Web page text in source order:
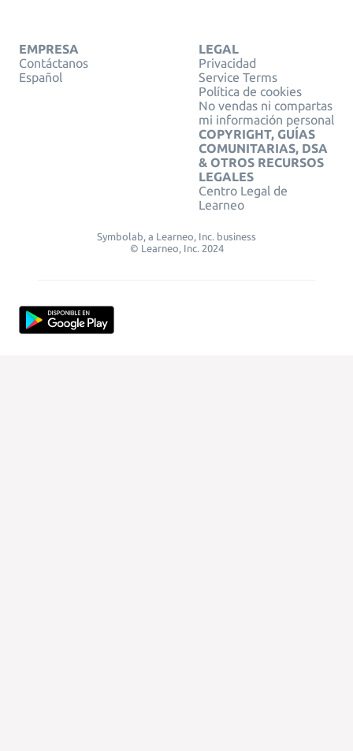
EMPRESA
Contáctanos
Español
LEGAL
Privacidad
Service Terms
Política de cookies
No vendas ni compartas
mi información personal
COPYRIGHT, GUÍAS
COMUNITARIAS, DSA
& OTROS RECURSOS
LEGALES
Centro Legal de
Learneo
Symbolab, a Learneo, Inc. business
© Learneo, Inc. 2024